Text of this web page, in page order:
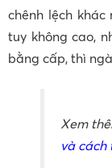
chênh lệch
tuy không cao,
bằng cấp, thì
Xem
và